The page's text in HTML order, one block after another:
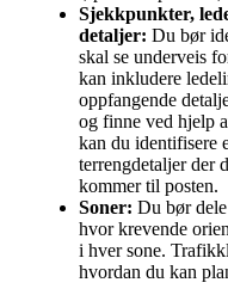
Sjekkpunkter,
detaljer: Du bør
skal se underveis
kan inkludere
oppfangende
og finne ved hjelp
kan du identifisere
terrengdetaljer der
kommer til posten.
Soner: Du bør
hvor krevende
i hver sone.
hvordan du kan